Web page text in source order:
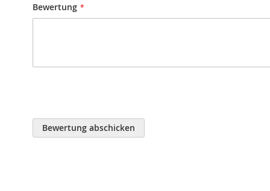
Bewertung
Bewertung abschicken